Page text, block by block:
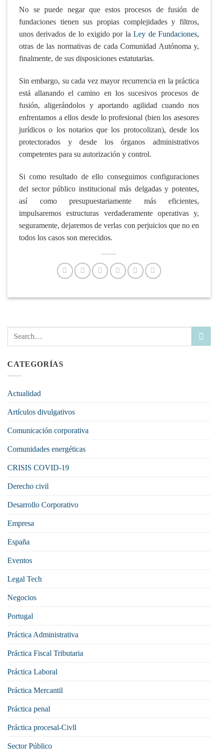
No se puede negar que estos procesos de fusión de
fundaciones tienen sus propias complejidades y filtros,
unos derivados de lo exigido por laLey de Fundaciones,
otras de las normativas de cada Comunidad Autónoma y,
finalmente, de sus disposiciones estatutarias.
Sin embargo, su cada vez mayor recurrencia en la práctica
está allanando el camino en los sucesivos procesos de
fusión, aligerándolos y aportando agilidad cuando nos
enfrentamos a ellos desde lo profesional (bien los asesores
jurídicos o los notarios que los protocolizan), desde los
protectorados y desde los órganos administrativos
competentes para su autorización y control.
Si como resultado de ello conseguimos configuraciones
del sector público institucional más delgadas y potentes,
así como presupuestariamente más eficientes,
impulsaremos estructuras verdaderamente operativas y,
seguramente, dejaremos de verlas con perjuicios que no en
todos los casos son merecidos.
CATEGORÍAS
Actualidad
Artículos divulgativos
Comunicación corporativa
Comunidades energéticas
CRISIS COVID-19
Derecho civil
Desarrollo Corporativo
Empresa
España
Eventos
Legal Tech
Negocios
Portugal
Práctica Administrativa
Práctica Fiscal Tributaria
Práctica Laboral
Práctica Mercantil
Práctica penal
Práctica procesal-Civll
Sector Público